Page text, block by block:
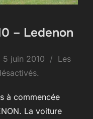
– Ledenon
Publié
le
5 juin 2010
Les
à commencée
La voiture